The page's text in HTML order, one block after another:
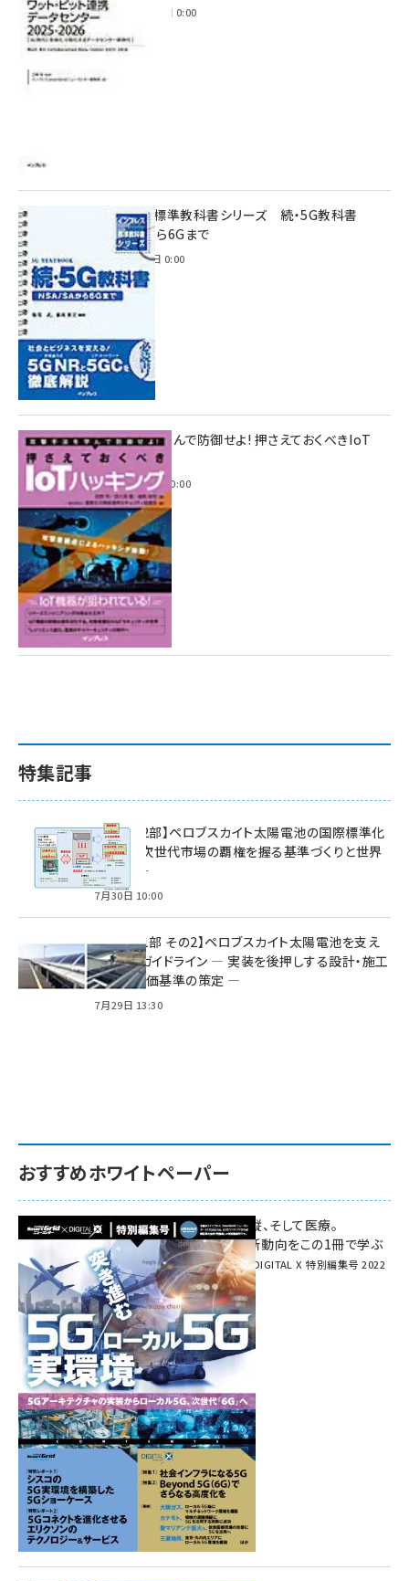
2025年11月28日 0:00
インプレス標準教科書シリーズ 続・5G教科書
NSA/SAから6Gまで
2023年4月3日 0:00
攻撃手法を学んで防御せよ! 押さえておくべきIoT
ハッキング
2022年6月14日 0:00
特集記事
特集【第2部】ペロブスカイト太陽電池の国際標準化
戦略 ― 次世代市場の覇権を握る基準づくりと世界
の動向 ―
7月30日 10:00
特集【第1部 その2】ペロブスカイト太陽電池を支え
る2つのガイドライン ― 実装を後押しする設計・施工
方針と評価基準の策定 ―
7月29日 13:30
おすすめホワイトペーパー
環境対策、建機の遠隔操縦、そして医療。
次世代通信規格「5G」最新動向をこの1冊で学ぶ
SmartGrid ニューズレター × DIGITAL X 特別編集号 2022
Summer